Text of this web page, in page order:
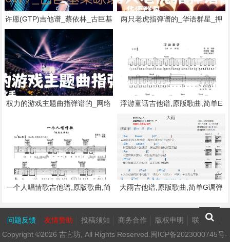
许愿(GTP)吉他谱_蔡依林_古巨基
梁咏琪许愿_原版弹唱吉他简谱
两只老虎指弹谱的_华语群星_押
权力的游戏主题曲指弹谱的_网络
浮游童话吉他谱,原版歌曲,简单E
一个人唱情歌吉他谱,原版歌曲,简
张图
大雨吉他谱,原版歌曲,简单G调弹
问题反馈 友情赞助 投稿须知 商务合作 版权申明
联系我们
Copyright ©2026吉它坊, All Rights Reserved.闽ICP备2023000745号-